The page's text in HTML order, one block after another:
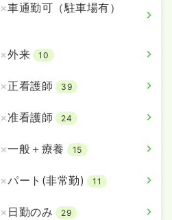
×車通勤可（駐車場有）
×外来 10
×正看護師 39
×准看護師 24
×一般＋療養 15
×パート(非常勤) 11
× 日勤のみ 29